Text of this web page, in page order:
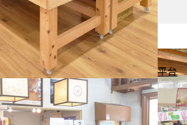
CASE
納入事例一覧
平台